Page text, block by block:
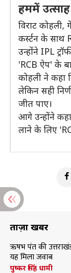
हममें
विराट
कर्स्टन के साथ
उन्होंने IPL
'RCB ऐप' के
कोहली ने कहा
लेकिन सही
जीत पाए।
आगे उन्होंने
लाने के लिए
ताज़ा खबरें
ऋषभ पंत की
यह मिला जवाब
पुष्कर सिंह धामी